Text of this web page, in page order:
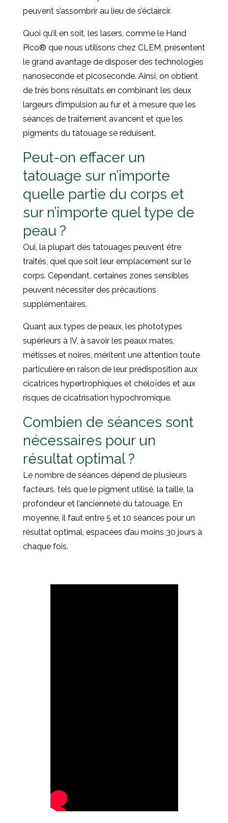
peuvent s’assombrir au lieu de s’éclaircir.
Quoi qu’il en soit, les lasers, comme le Hand
Pico® que nous utilisons chez CLEM, présentent
le grand avantage de disposer des technologies
nanoseconde et picoseconde. Ainsi, on obtient
de très bons résultats en combinant les deux
largeurs d’impulsion au fur et à mesure que les
séances de traitement avancent et que les
pigments du tatouage se réduisent.
Peut-on effacer un
tatouage sur n’importe
quelle partie du corps et
sur n’importe quel type de
peau ?
Oui, la plupart des tatouages peuvent être
traités, quel que soit leur emplacement sur le
corps. Cependant, certaines zones sensibles
peuvent nécessiter des précautions
supplémentaires.
Quant aux types de peaux, les phototypes
supérieurs à IV, à savoir les peaux mates,
métisses et noires, méritent une attention toute
particulière en raison de leur prédisposition aux
cicatrices hypertrophiques et chéloïdes et aux
risques de cicatrisation hypochromique.
Combien de séances sont
nécessaires pour un
résultat optimal ?
Le nombre de séances dépend de plusieurs
facteurs, tels que le pigment utilisé, la taille, la
profondeur et l’ancienneté du tatouage. En
moyenne, il faut entre 5 et 10 séances pour un
résultat optimal, espacées d’au moins 30 jours à
chaque fois.